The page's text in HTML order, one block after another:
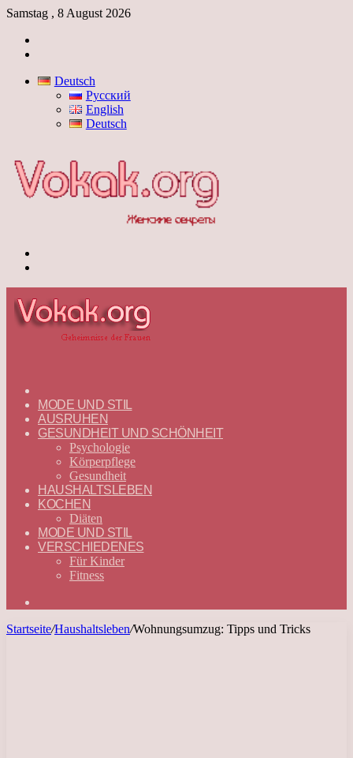
Samstag , 8 August 2026
Deutsch
Русский
English
Deutsch
—
DEUTSCH
MODE UND STIL
AUSRUHEN
GESUNDHEIT UND SCHÖNHEIT
Psychologie
Körperpflege
Gesundheit
HAUSHALTSLEBEN
KOCHEN
Diäten
MODE UND STIL
VERSCHIEDENES
Für Kinder
Fitness
Startseite/Haushaltsleben/Wohnungsumzug: Tipps und Tricks